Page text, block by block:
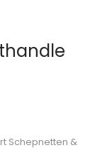
Schepnetten &